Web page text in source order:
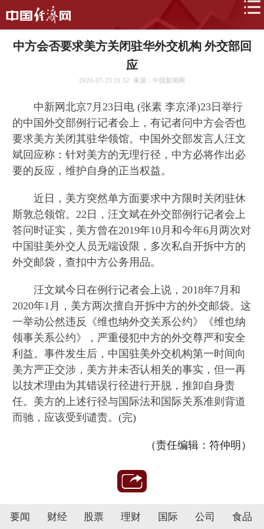
中方会否要求美方关闭驻华外交机构 外交部回
应
2020-07-23 21:52 来源：中国新闻网
中新网北京7月23日电 (张素 李京泽)23日举行
的中国外交部例行记者会上，有记者问中方会否也
要求美方关闭其驻华领馆。中国外交部发言人汪文
斌回应称：针对美方的无理行径，中方必将作出必
要的反应，维护自身的正当权益。
近日，美方突然单方面要求中方限时关闭驻休
斯敦总领馆。22日，汪文斌在外交部例行记者会上
答问时证实，美方曾在2019年10月和今年6月两次对
中国驻美外交人员无端设限，多次私自开拆中方的
外交邮袋，查扣中方公务用品。
汪文斌今日在例行记者会上说，2018年7月和
2020年1月，美方两次擅自开拆中方的外交邮袋。这
一举动公然违反《维也纳外交关系公约》《维也纳
领事关系公约》，严重侵犯中方的外交尊严和安全
利益。事件发生后，中国驻美外交机构第一时间向
美方严正交涉，美方并未否认相关的事实，但一再
以技术理由为其错误行径进行开脱，推卸自身责
任。美方的上述行径与国际法和国际关系准则背道
而驰，应该受到谴责。(完)
（责任编辑：符仲明）
要闻 财经 股票 理财 国际 公司 食品